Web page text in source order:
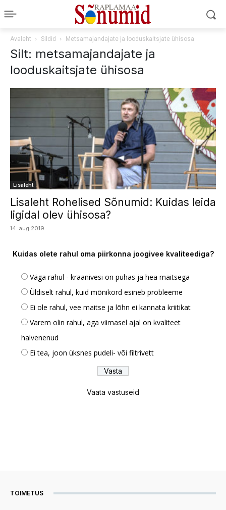
Avaleht Sildid Metsamajandajate ja looduskaitsjate ühisosa
Silt: metsamajandajate ja
looduskaitsjate ühisosa
Lisaleht
Lisaleht Rohelised Sõnumid: Kuidas leida
ligidal olev ühisosa?
14. aug 2019
Kuidas olete rahul oma piirkonna joogivee kvaliteediga?
Väga rahul - kraanivesi on puhas ja hea maitsega
Üldiselt rahul, kuid mõnikord esineb probleeme
Ei ole rahul, vee maitse ja lõhn ei kannata kriitikat
Varem olin rahul, aga viimasel ajal on kvaliteet
halvenenud
Ei tea, joon üksnes pudeli- või filtrivett
Vaata vastuseid
TOIMETUS